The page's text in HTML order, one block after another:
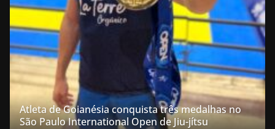
Atleta de Goianésia conquista três medalhas no
São Paulo International Open de Jiu-jítsu